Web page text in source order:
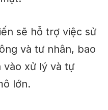
​​sẽ hỗ trợ việc sử
và tư nhân, bao
vào xử lý và tự
lớn.